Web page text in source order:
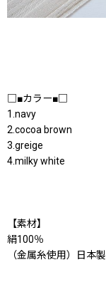
□■カラー■□
1.navy
2.cocoa brown
3.greige
4.milky white
【素材】
絹100％
（金属糸使用）日本製